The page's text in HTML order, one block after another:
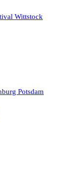
Wittstock
Potsdam